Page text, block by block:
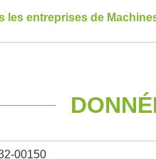
les entreprises de
00150